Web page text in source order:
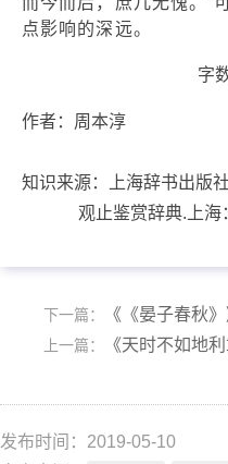
点影响的深远。
字
作者： 周本淳
知识来源：
上海辞书出版
观止鉴赏辞典.上海
下一篇： 《《晏子春秋》
上一篇： 《天时不如地利
发布时间：2019-05-10